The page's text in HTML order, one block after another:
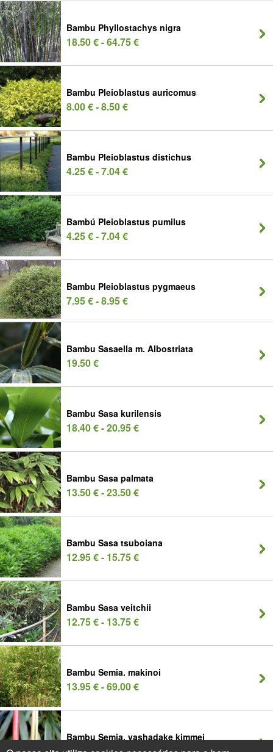
Bambu Phyllostachys nigra
18.50 € - 64.75 €
Bambu Pleioblastus auricomus
8.00 € - 8.50 €
Bambu Pleioblastus distichus
4.25 € - 7.04 €
Bambú Pleioblastus pumilus
4.25 € - 7.04 €
Bambu Pleioblastus pygmaeus
7.95 € - 8.95 €
Bambu Sasaella m. Albostriata
19.50 €
Bambu Sasa kurilensis
18.40 € - 20.95 €
Bambu Sasa palmata
13.50 € - 23.50 €
Bambu Sasa tsuboiana
12.95 € - 15.75 €
Bambu Sasa veitchii
12.75 € - 13.75 €
Bambu Semia. makinoi
13.95 € - 69.00 €
Bambu Semia. yashadake kimmei